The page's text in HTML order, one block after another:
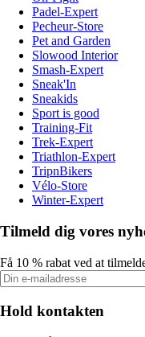
Padel-Expert
Pecheur-Store
Pet and Garden
Slowood Interior
Smash-Expert
Sneak'In
Sneakids
Sport is good
Training-Fit
Trek-Expert
Triathlon-Expert
TripnBikers
Vélo-Store
Winter-Expert
Tilmeld dig vores
Få 10 % rabat ved at
Hold kontakten